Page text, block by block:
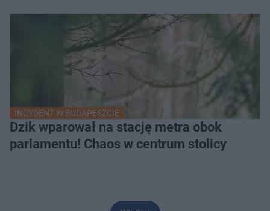
INCYDENT W BUDAPESZCIE
Dzik wparował na stację metra obok
parlamentu! Chaos w centrum stolicy